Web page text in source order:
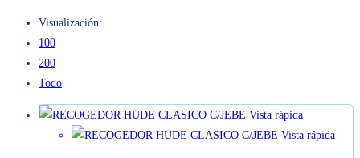
Visualización:
100
200
Todo
Vista rápida